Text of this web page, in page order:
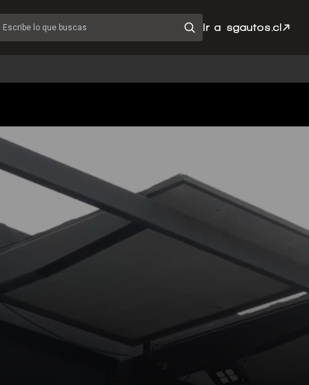
Escribe lo que buscas Ir a sgautos.cl